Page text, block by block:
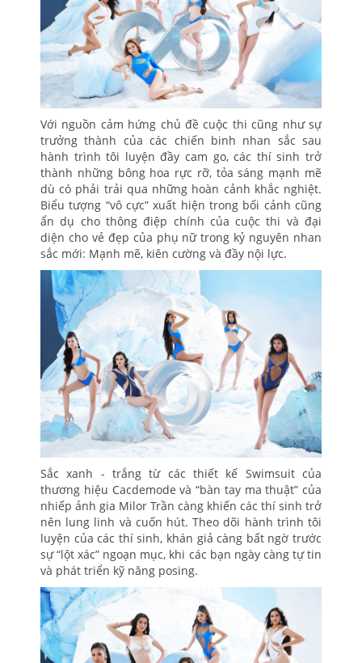
Với nguồn cảm hứng chủ đề cuộc thi cũng như sự
trưởng thành của các chiến binh nhan sắc sau
hành trình tôi luyện đầy cam go, các thí sinh trở
thành những bông hoa rực rỡ, tỏa sáng mạnh mẽ
dù có phải trải qua những hoàn cảnh khắc nghiệt.
Biểu tượng “vô cực” xuất hiện trong bối cảnh cũng
ẩn dụ cho thông điệp chính của cuộc thi và đại
diện cho vẻ đẹp của phụ nữ trong kỷ nguyên nhan
sắc mới: Mạnh mẽ, kiên cường và đầy nội lực.
Sắc xanh - trắng từ các thiết kế Swimsuit của
thương hiệu Cacdemode và “bàn tay ma thuật” của
nhiếp ảnh gia Milor Trần càng khiến các thí sinh trở
nên lung linh và cuốn hút. Theo dõi hành trình tôi
luyện của các thí sinh, khán giả càng bất ngờ trước
sự “lột xác” ngoạn mục, khi các bạn ngày càng tự tin
và phát triển kỹ năng posing.